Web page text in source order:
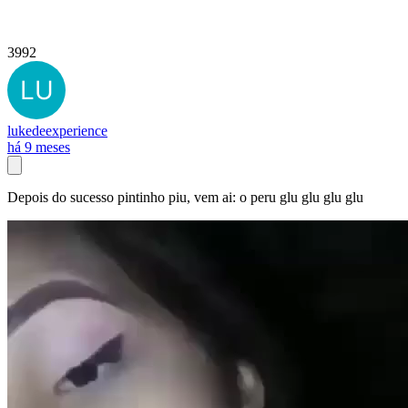
3992
lukedeexperience
há 9 meses
Depois do sucesso pintinho piu, vem ai: o peru glu glu glu glu